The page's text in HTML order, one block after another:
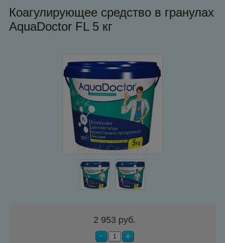
Коагулирующее средство в гранулах
AquaDoctor FL 5 кг
- +
2 953 руб.